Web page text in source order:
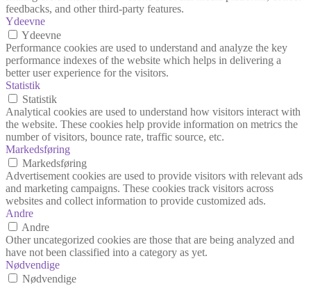
feedbacks, and other third-party features.
Ydeevne
Ydeevne
Performance cookies are used to understand and analyze the key
performance indexes of the website which helps in delivering a
better user experience for the visitors.
Statistik
Statistik
Analytical cookies are used to understand how visitors interact with
the website. These cookies help provide information on metrics the
number of visitors, bounce rate, traffic source, etc.
Markedsføring
Markedsføring
Advertisement cookies are used to provide visitors with relevant ads
and marketing campaigns. These cookies track visitors across
websites and collect information to provide customized ads.
Andre
Andre
Other uncategorized cookies are those that are being analyzed and
have not been classified into a category as yet.
Nødvendige
Nødvendige